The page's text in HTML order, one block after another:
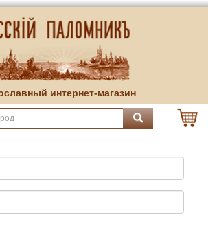
интернет-магазин